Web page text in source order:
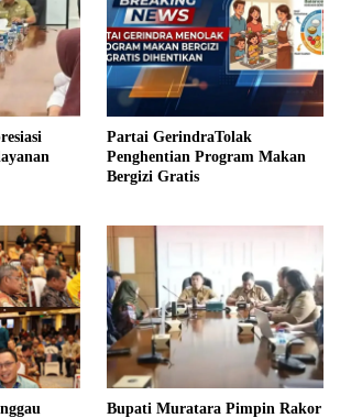
Partai GerindraTolak
Penghentian Program Makan
Bergizi Gratis
Bupati Muratara Pimpin Rakor